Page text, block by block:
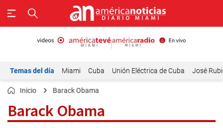
Temas del día Miami Cuba Unión Eléctrica de Cuba José
Inicio Barack Obama
Barack Obama